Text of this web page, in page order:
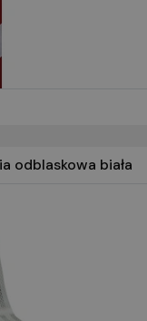
odblaskowa biała